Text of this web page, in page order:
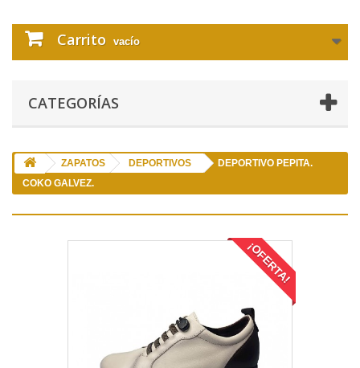
Carrito vacío
CATEGORÍAS
ZAPATOS DEPORTIVOS
DEPORTIVO PEPITA.
COKO GALVEZ.
¡OFERTA!